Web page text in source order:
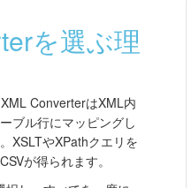
を選ぶ理
ConverterはXML内
ブル行にマッピングし
XSLTやXPathクエリを
が得られます。